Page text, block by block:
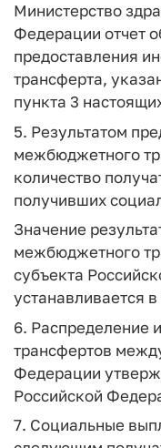
Министерство
Федерации отчет
предоставления
трансферта,
пункта 3
5. Результатом
межбюджетного
количество
получивших
Значение
межбюджетного
субъекта
устанавливается
6.
трансфертов
Федерации
Российской
7. Социальные